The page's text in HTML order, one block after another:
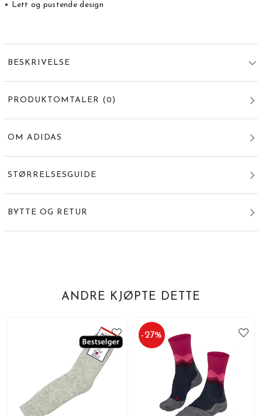
• Lett og pustende design
BESKRIVELSE
PRODUKTOMTALER (0 )
OM ADIDAS
STØRRELSESGUIDE
BYTTE OG RETUR
ANDRE KJØPTE DETTE
-27%